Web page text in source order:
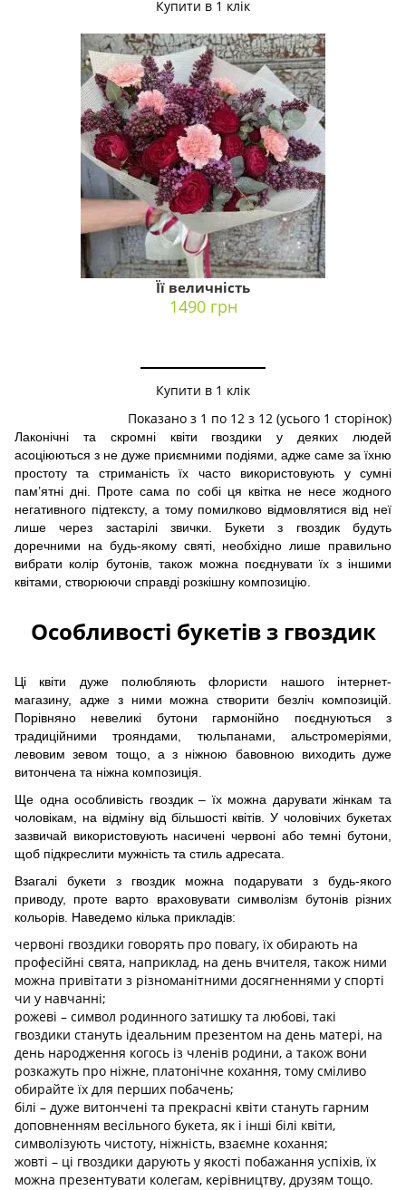
Купити в 1 клік
Її величність
1490 грн
Купити в 1 клік
Показано з 1 по 12 з 12 (усього 1 сторінок)
Лаконічні та скромні квіти гвоздики у деяких людей
асоціюються з не дуже приємними подіями, адже саме за їхню
простоту та стриманість їх часто використовують у сумні
пам’ятні дні. Проте сама по собі ця квітка не несе жодного
негативного підтексту, а тому помилково відмовлятися від неї
лише через застарілі звички. Букети з гвоздик будуть
доречними на будь-якому святі, необхідно лише правильно
вибрати колір бутонів, також можна поєднувати їх з іншими
квітами, створюючи справді розкішну композицію.
Особливості букетів з гвоздик
Ці квіти дуже полюбляють флористи нашого інтернет-
магазину, адже з ними можна створити безліч композицій.
Порівняно невеликі бутони гармонійно поєднуються з
традиційними трояндами, тюльпанами, альстромеріями,
левовим зевом тощо, а з ніжною бавовною виходить дуже
витончена та ніжна композиція.
Ще одна особливість гвоздик – їх можна дарувати жінкам та
чоловікам, на відміну від більшості квітів. У чоловічих букетах
зазвичай використовують насичені червоні або темні бутони,
щоб підкреслити мужність та стиль адресата.
Взагалі букети з гвоздик можна подарувати з будь-якого
приводу, проте варто враховувати символізм бутонів різних
кольорів. Наведемо кілька прикладів:
червоні гвоздики говорять про повагу, їх обирають на
професійні свята, наприклад, на день вчителя, також ними
можна привітати з різноманітними досягненнями у спорті
чи у навчанні;
рожеві – символ родинного затишку та любові, такі
гвоздики стануть ідеальним презентом на день матері, на
день народження когось із членів родини, а також вони
розкажуть про ніжне, платонічне кохання, тому сміливо
обирайте їх для перших побачень;
білі – дуже витончені та прекрасні квіти стануть гарним
доповненням весільного букета, як і інші білі квіти,
символізують чистоту, ніжність, взаємне кохання;
жовті – ці гвоздики дарують у якості побажання успіхів, їх
можна презентувати колегам, керівництву, друзям тощо.